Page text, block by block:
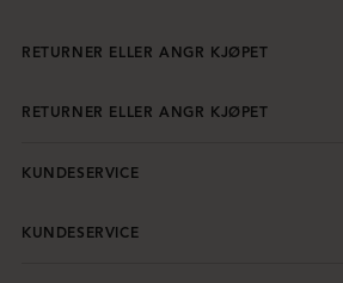
RETURNER ELLER ANGR KJØPET
RETURNER ELLER ANGR KJØPET
KUNDESERVICE
KUNDESERVICE